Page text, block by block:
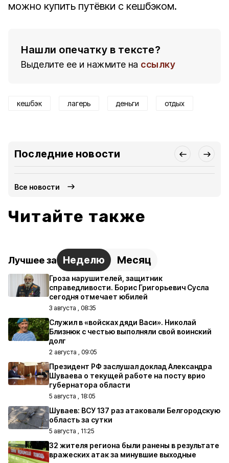
можно купить путёвки с кешбэком.
Нашли опечатку в тексте?
Выделите ее и нажмите на ссылку
кешбэк лагерь деньги отдых
Последние новости
Все новости
Читайте также
Лучшее за Неделю Месяц
Гроза нарушителей, защитник
справедливости. Борис Григорьевич Сусла
сегодня отмечает юбилей
3 августа , 08:35
Служил в «войсках дяди Васи». Николай
Близнюк с честью выполняли свой воинский
долг
2 августа , 09:05
Президент РФ заслушал доклад Александра
Шуваева о текущей работе на посту врио
губернатора области
5 августа , 18:05
Шуваев: ВСУ 137 раз атаковали Белгородскую
область за сутки
5 августа , 11:25
32 жителя региона были ранены в результате
вражеских атак за минувшие выходные